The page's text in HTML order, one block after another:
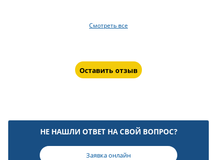
Смотреть все
Оставить отзыв
НЕ НАШЛИ ОТВЕТ НА СВОЙ ВОПРОС?
Заявка онлайн